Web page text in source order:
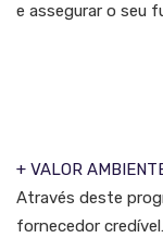
e assegurar o seu
+ VALOR
Através deste
fornecedor